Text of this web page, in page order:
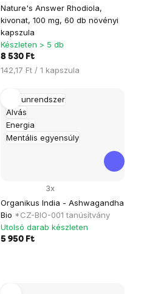
Nature's Answer Rhodiola,
kivonat, 100 mg, 60 db növényi
kapszula
Készleten > 5 db
8 530 Ft
Egységár:
142,17 Ft / 1 kapszula
Immunrendszer
Alvás
Energia
Mentális egyensúly
Organikus India - Ashwagandha
Bio *CZ-BIO-001 tanúsítvány
3x
Utolsó darab készleten
5 950 Ft